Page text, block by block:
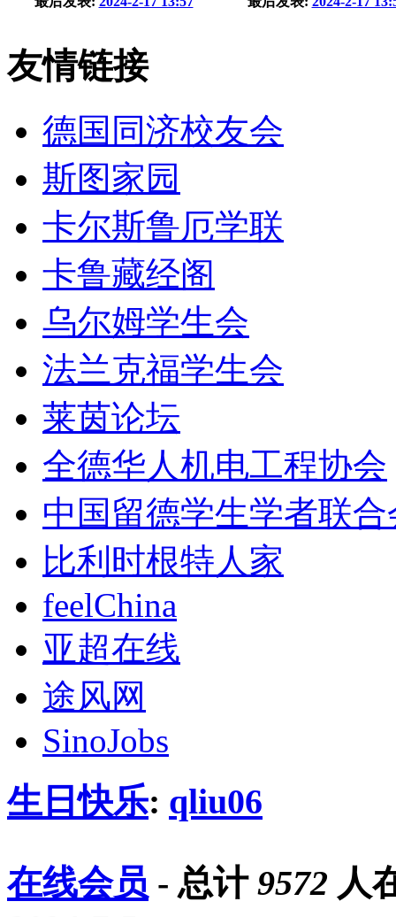
友情链接
德国同济校友会
斯图家园
卡尔斯鲁厄学联
卡鲁藏经阁
乌尔姆学生会
法兰克福学生会
莱茵论坛
全德华人机电工程协会
中国留德学生学者联合
比利时根特人家
feelChina
亚超在线
途风网
SinoJobs
生日快乐: qliu06
在线会员 - 总计 9572 人